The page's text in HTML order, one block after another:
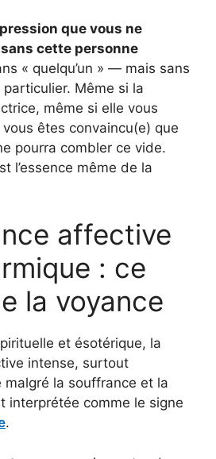
que vous ne
cette personne
« quelqu’un » — mais sans
particulier. Même si la
même si elle vous
êtes convaincu(e) que
pourra combler ce vide.
l’essence même de la
affective
: ce
la voyance
et ésotérique, la
intense, surtout
malgré la souffrance et la
interprétée comme le signe
.